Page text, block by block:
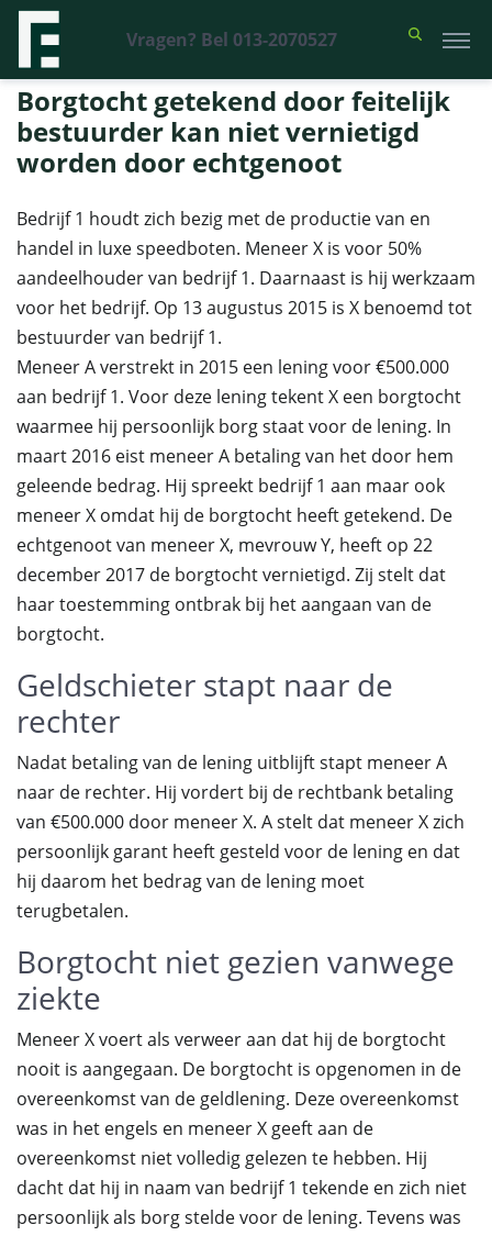
Vragen? Bel 013-2070527
Financieel Recht Advocaten >Uitspraken>Borgtocht getekend door
feitelijk bestuurder kan niet vernietigd worden door echtgenoot
Borgtocht getekend door feitelijk
bestuurder kan niet vernietigd
worden door echtgenoot
Bedrijf 1 houdt zich bezig met de productie van en
handel in luxe speedboten. Meneer X is voor 50%
aandeelhouder van bedrijf 1. Daarnaast is hij werkzaam
voor het bedrijf. Op 13 augustus 2015 is X benoemd tot
bestuurder van bedrijf 1.
Meneer A verstrekt in 2015 een lening voor €500.000
aan bedrijf 1. Voor deze lening tekent X een borgtocht
waarmee hij persoonlijk borg staat voor de lening. In
maart 2016 eist meneer A betaling van het door hem
geleende bedrag. Hij spreekt bedrijf 1 aan maar ook
meneer X omdat hij de borgtocht heeft getekend. De
echtgenoot van meneer X, mevrouw Y, heeft op 22
december 2017 de borgtocht vernietigd. Zij stelt dat
haar toestemming ontbrak bij het aangaan van de
borgtocht.
Geldschieter stapt naar de
rechter
Nadat betaling van de lening uitblijft stapt meneer A
naar de rechter. Hij vordert bij de rechtbank betaling
van €500.000 door meneer X. A stelt dat meneer X zich
persoonlijk garant heeft gesteld voor de lening en dat
hij daarom het bedrag van de lening moet
terugbetalen.
Borgtocht niet gezien vanwege
ziekte
Meneer X voert als verweer aan dat hij de borgtocht
nooit is aangegaan. De borgtocht is opgenomen in de
overeenkomst van de geldlening. Deze overeenkomst
was in het engels en meneer X geeft aan de
overeenkomst niet volledig gelezen te hebben. Hij
dacht dat hij in naam van bedrijf 1 tekende en zich niet
persoonlijk als borg stelde voor de lening. Tevens was